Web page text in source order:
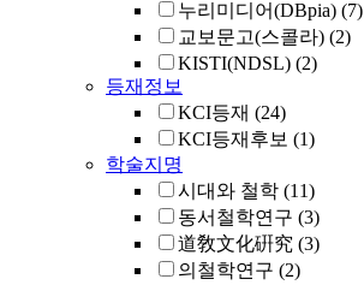
누리미디어(DBpia) (7)
교보문고(스콜라) (2)
KISTI(NDSL) (2)
등재정보
KCI등재 (24)
KCI등재후보 (1)
학술지명
시대와 철학 (11)
동서철학연구 (3)
道敎文化硏究 (3)
의철학연구 (2)